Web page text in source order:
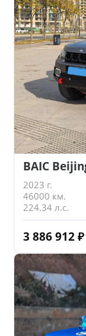
BAIC
2023 г.
46000 км.
224.34 л.с.
3 886 912 ₽